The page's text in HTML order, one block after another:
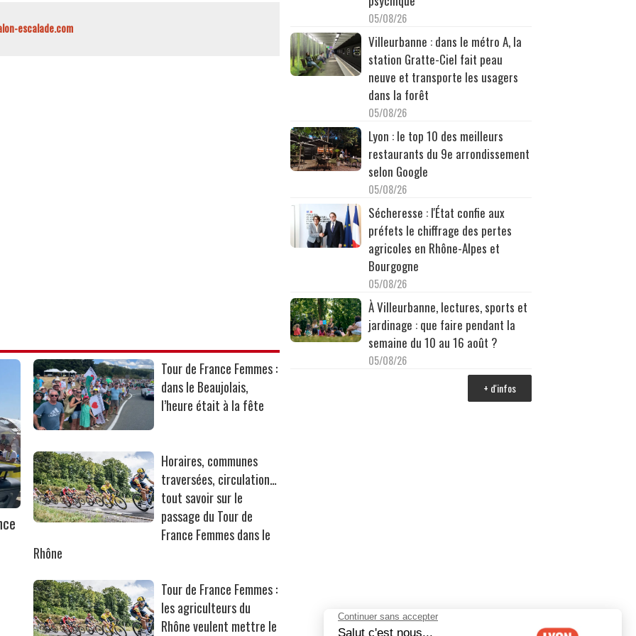
escalade.com
Tour de France Femmes :
dans le Beaujolais,
l’heure était à la fête
Horaires, communes
traversées, circulation…
tout savoir sur le
passage du Tour de
France Femmes dans le
Rhône
Tour de France Femmes :
les agriculteurs du
Rhône veulent mettre le
05/08/26
Villeurbanne : dans le métro A, la
station Gratte-Ciel fait peau
neuve et transporte les usagers
dans la forêt
05/08/26
Lyon : le top 10 des meilleurs
restaurants du 9e arrondissement
selon Google
05/08/26
Sécheresse : l'État confie aux
préfets le chiffrage des pertes
agricoles en Rhône-Alpes et
Bourgogne
05/08/26
À Villeurbanne, lectures, sports et
jardinage : que faire pendant la
semaine du 10 au 16 août ?
05/08/26
+ d'infos